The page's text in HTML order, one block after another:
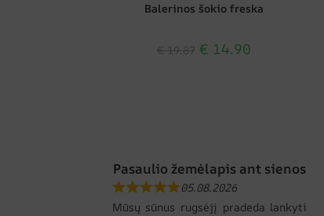
Balerinos šokio freska
€ 14.90
Pasaulio žemėlapis ant sienos
05.08.2026
Mūsų sūnus rugsėjį pradeda lankyti